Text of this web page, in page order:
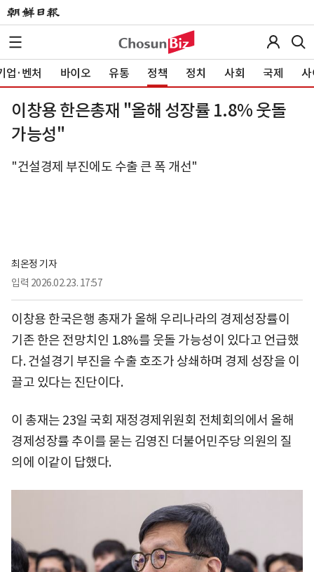
업·벤처 바이오 유통 정책 정치 사회 국제 사
이창용 한은총재 "올해 성장률 1.8% 웃돌
가능성"
"건설경제 부진에도 수출 큰 폭 개선"
최온정 기자
입력 2026.02.23. 17:57
이창용 한국은행 총재가 올해 우리나라의 경제성장률이
기존 한은 전망치인 1.8%를 웃돌 가능성이 있다고 언급했
다. 건설경기 부진을 수출 호조가 상쇄하며 경제 성장을 이
끌고 있다는 진단이다.
이 총재는 23일 국회 재정경제위원회 전체회의에서 올해
경제성장률 추이를 묻는 김영진 더불어민주당 의원의 질
의에 이같이 답했다.